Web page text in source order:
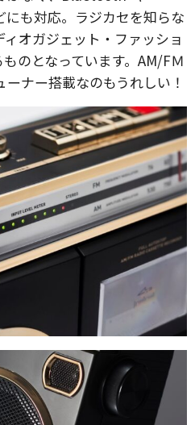
も対応。ラジカセを知らな
オガジェット・ファッショ
のとなっています。AM/FＭ
ナー搭載なのもうれしい！